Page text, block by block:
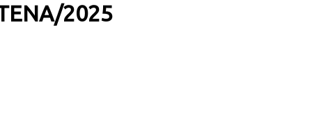
2025